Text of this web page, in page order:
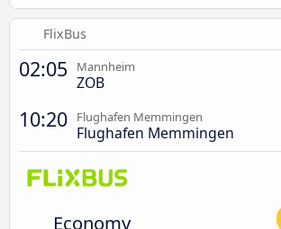
FlixBus
02:05 Mannheim
ZOB
10:20 Flughafen Memmingen
Flughafen Memmingen
Economy